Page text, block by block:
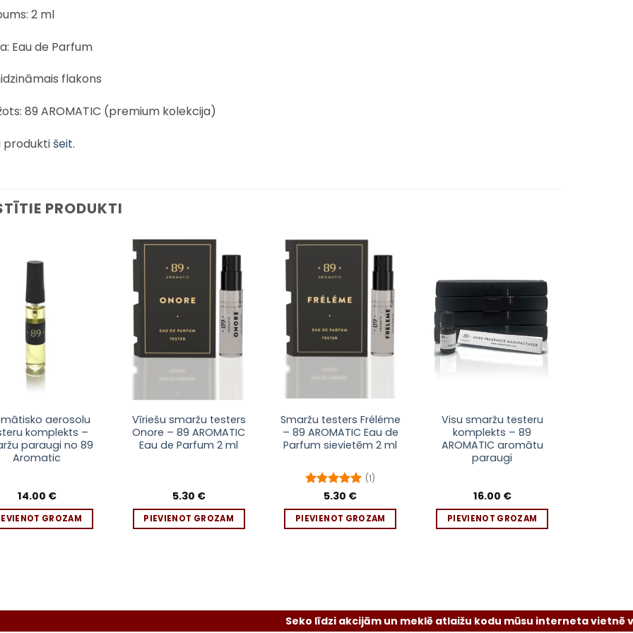
2 ml
Eau de Parfum
flakons
89 AROMATIC (premium kolekcija)
produkti šeit.
PRODUKTI
aerosolu
komplekts –
paraugi no 89
Aromatic
14.00 €
GROZAM
Pievienot
Vīriešu smaržu testers
Onore – 89 AROMATIC
Eau de Parfum 2 ml
5.30 €
PIEVIENOT GROZAM
Pievienot
Smaržu testers Fréléme
– 89 AROMATIC Eau de
Parfum sievietēm 2 ml
Novērtēts
(1)
5.30 €
PIEVIENOT GROZAM
sarakstam
Visu smaržu testeru
komplekts – 89
AROMATIC aromātu
paraugi
16.00 €
PIEVIENOT GROZAM
Seko līdzi akcijām un meklē atlaižu kodu mūsu interneta vietnē vai